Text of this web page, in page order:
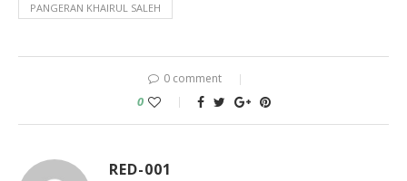
PANGERAN KHAIRUL SALEH
0 comment
0
RED-001